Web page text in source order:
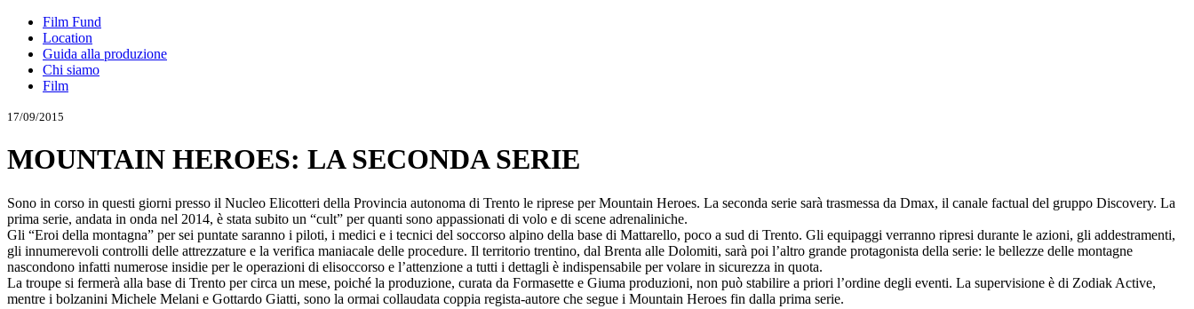
Film Fund
Location
Guida alla produzione
Chi siamo
Film
17/09/2015
MOUNTAIN HEROES: LA SECONDA SERIE
Sono in corso in questi giorni presso il Nucleo Elicotteri della Provincia autonoma di Trento le riprese per Mountain Heroes. La seconda serie sarà trasmessa da Dmax, il canale factual del gruppo Discovery. La
prima serie, andata in onda nel 2014, è stata subito un “cult” per quanti sono appassionati di volo e di scene adrenaliniche.
Gli “Eroi della montagna” per sei puntate saranno i piloti, i medici e i tecnici del soccorso alpino della base di Mattarello, poco a sud di Trento. Gli equipaggi verranno ripresi durante le azioni, gli addestramenti,
gli innumerevoli controlli delle attrezzature e la verifica maniacale delle procedure. Il territorio trentino, dal Brenta alle Dolomiti, sarà poi l’altro grande protagonista della serie: le bellezze delle montagne
nascondono infatti numerose insidie per le operazioni di elisoccorso e l’attenzione a tutti i dettagli è indispensabile per volare in sicurezza in quota.
La troupe si fermerà alla base di Trento per circa un mese, poiché la produzione, curata da Formasette e Giuma produzioni, non può stabilire a priori l’ordine degli eventi. La supervisione è di Zodiak Active,
mentre i bolzanini Michele Melani e Gottardo Giatti, sono la ormai collaudata coppia regista-autore che segue i Mountain Heroes fin dalla prima serie.